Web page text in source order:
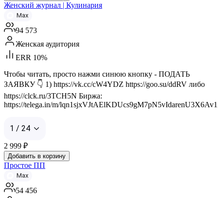
Женский журнал | Кулинария
Max
94 573
Женская аудитория
ERR 10%
Чтобы читать, просто нажми синюю кнопку - ПОДАТЬ
ЗАЯВКУ 👇 1) https://vk.cc/cW4YDZ https://goo.su/ddRV либо
https://clck.ru/3TCH5N Биржа:
https://telega.in/m/
1 / 24
2 999 ₽
Добавить в корзину
Простое ПП
Max
54 456